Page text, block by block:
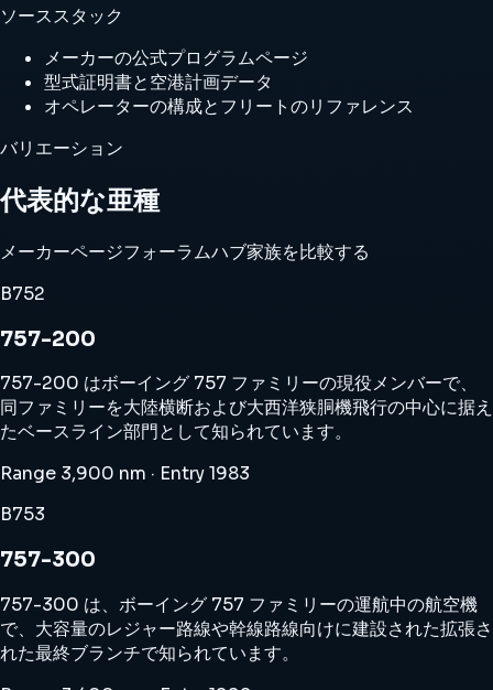
ソーススタック
メーカーの公式プログラムページ
型式証明書と空港計画データ
オペレーターの構成とフリートのリファレンス
バリエーション
代表的な亜種
メーカーページフォーラムハブ家族を比較する
B752
757-200
757-200 はボーイング 757 ファミリーの現役メンバーで、
同ファミリーを大陸横断および大西洋狭胴機飛行の中心に据え
たベースライン部門として知られています。
Range 3,900 nm · Entry 1983
B753
757-300
757-300 は、ボーイング 757 ファミリーの運航中の航空機
で、大容量のレジャー路線や幹線路線向けに建設された拡張さ
れた最終ブランチで知られています。